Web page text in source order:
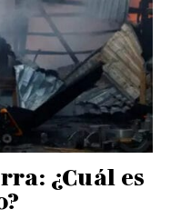
¿Cuál es